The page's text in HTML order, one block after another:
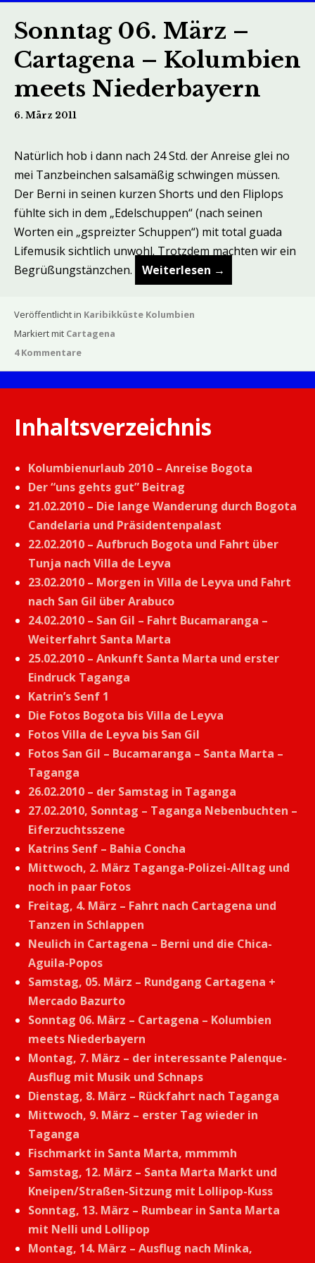
Sonntag 06. März –
Cartagena – Kolumbien
meets Niederbayern
6. März 2011
Natürlich hob i dann nach 24 Std. der Anreise glei no
mei Tanzbeinchen salsamäßig schwingen müssen.
Der Berni in seinen kurzen Shorts und den Fliplops
fühlte sich in dem „Edelschuppen“ (nach seinen
Worten ein „gspreizter Schuppen“) mit total guada
Lifemusik sichtlich unwohl. Trotzdem machten wir ein
Begrüßungstänzchen.
Weiterlesen →
Veröffentlicht in Karibikküste Kolumbien
Markiert mit Cartagena
4 Kommentare
Inhaltsverzeichnis
Kolumbienurlaub 2010 – Anreise Bogota
Der “uns gehts gut” Beitrag
21.02.2010 – Die lange Wanderung durch Bogota
Candelaria und Präsidentenpalast
22.02.2010 – Aufbruch Bogota und Fahrt über
Tunja nach Villa de Leyva
23.02.2010 – Morgen in Villa de Leyva und Fahrt
nach San Gil über Arabuco
24.02.2010 – San Gil – Fahrt Bucamaranga –
Weiterfahrt Santa Marta
25.02.2010 – Ankunft Santa Marta und erster
Eindruck Taganga
Katrin’s Senf 1
Die Fotos Bogota bis Villa de Leyva
Fotos Villa de Leyva bis San Gil
Fotos San Gil – Bucamaranga – Santa Marta –
Taganga
26.02.2010 – der Samstag in Taganga
27.02.2010, Sonntag – Taganga Nebenbuchten –
Eiferzuchtsszene
Katrins Senf – Bahia Concha
Mittwoch, 2. März Taganga-Polizei-Alltag und
noch in paar Fotos
Freitag, 4. März – Fahrt nach Cartagena und
Tanzen in Schlappen
Neulich in Cartagena – Berni und die Chica-
Aguila-Popos
Samstag, 05. März – Rundgang Cartagena +
Mercado Bazurto
Sonntag 06. März – Cartagena – Kolumbien
meets Niederbayern
Montag, 7. März – der interessante Palenque-
Ausflug mit Musik und Schnaps
Dienstag, 8. März – Rückfahrt nach Taganga
Mittwoch, 9. März – erster Tag wieder in
Taganga
Fischmarkt in Santa Marta, mmmmh
Samstag, 12. März – Santa Marta Markt und
Kneipen/Straßen-Sitzung mit Lollipop-Kuss
Sonntag, 13. März – Rumbear in Santa Marta
mit Nelli und Lollipop
Montag, 14. März – Ausflug nach Minka,